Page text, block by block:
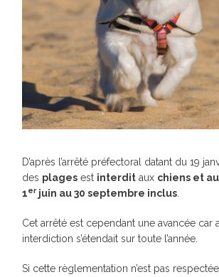
D’après l’arrêté préfectoral datant du 19
des plages est interdit aux chiens et
1er juin au 30 septembre inclus.
Cet arrêté est cependant une avancée car
interdiction s’étendait sur toute l’année.
Si cette règlementation n’est pas